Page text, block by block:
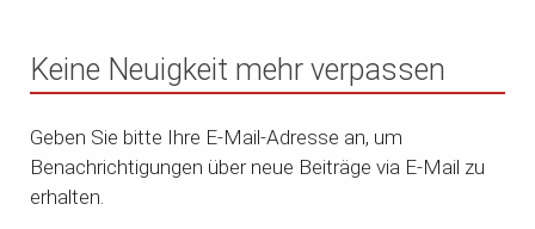
Keine Neuigkeit mehr verpassen
Geben Sie bitte Ihre E-Mail-Adresse an, um
Benachrichtigungen über neue Beiträge via E-Mail zu
erhalten.